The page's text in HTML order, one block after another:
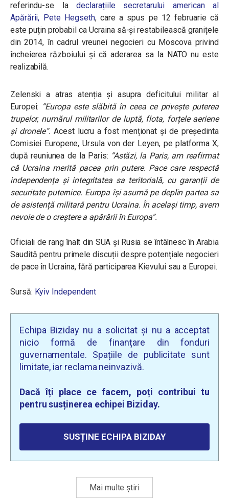
referindu-se ladeclarațiile secretarului american al
Apărării, Pete Hegseth, care a spus pe 12 februarie că
este puțin probabil ca Ucraina să-și restabilească granițele
din 2014, în cadrul vreunei negocieri cu Moscova privind
încheierea războiului și că aderarea sa la NATO nu este
realizabilă.
Zelenski a atras atenția și asupra deficitului militar al
Europei: “Europa este slăbită în ceea ce privește puterea
trupelor, numărul militarilor de luptă, flota, forțele aeriene
și dronele”. Acest lucru a fost menționat și de președinta
Comisiei Europene, Ursula von der Leyen, pe platforma X,
după reuniunea de la Paris: “Astăzi, la Paris, am reafirmat
că Ucraina merită pacea prin putere. Pace care respectă
independența și integritatea sa teritorială, cu garanții de
securitate puternice. Europa își asumă pe deplin partea sa
de asistență militară pentru Ucraina. În același timp, avem
nevoie de o creștere a apărării în Europa”.
Oficiali de rang înalt din SUA și Rusia se întâlnesc în Arabia
Saudită pentru primele discuții despre potențiale negocieri
de pace în Ucraina, fără participarea Kievului sau a Europei.
Sursă: Kyiv Independent
Echipa Biziday nu a solicitat și nu a acceptat
nicio formă de finanțare din fonduri
guvernamentale. Spațiile de publicitate sunt
limitate, iar reclama neinvazivă.
Dacă îți place ce facem, poți contribui tu
pentru susținerea echipei Biziday.
SUSȚINE ECHIPA BIZIDAY
Mai multe știri